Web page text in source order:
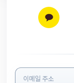
로그인 정보 입력